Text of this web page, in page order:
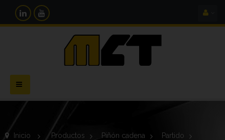
Navegación
Toggle
Inicio > Productos > Piñón cadena >
Partido